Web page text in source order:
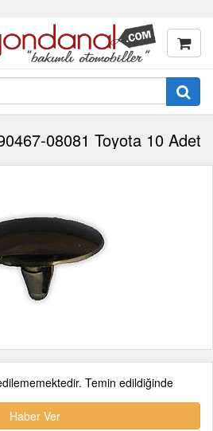
08081 Toyota 10 Adet
Temin edildiğinde
Haber Ver